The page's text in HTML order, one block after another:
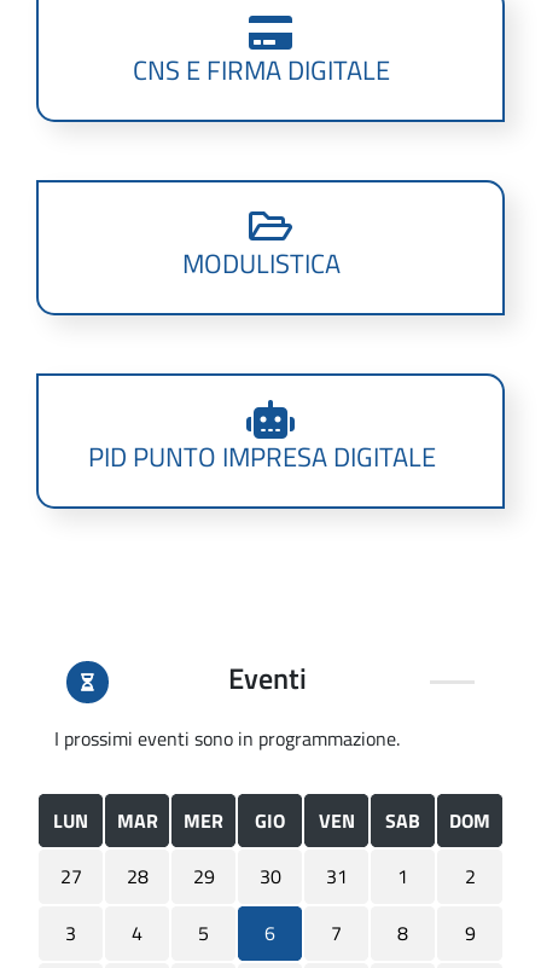
CNS E FIRMA DIGITALE
MODULISTICA
PID PUNTO IMPRESA DIGITALE
Eventi
I prossimi eventi sono in programmazione.
LUN MAR MER GIO VEN SAB
DOM
27
28 29 30 31 1
2
3
4 5 6 7 8
9